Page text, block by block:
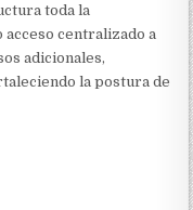
toda la
centralizado a
adicionales,
la postura de